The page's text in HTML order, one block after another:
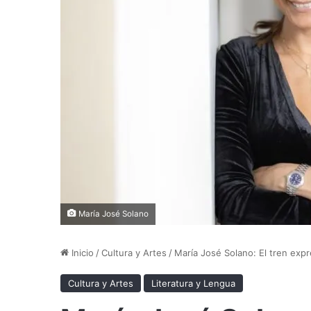
María José Solano
Inicio /Cultura y Artes / María José Solano: El tren
Cultura y Artes Literatura y Lengua